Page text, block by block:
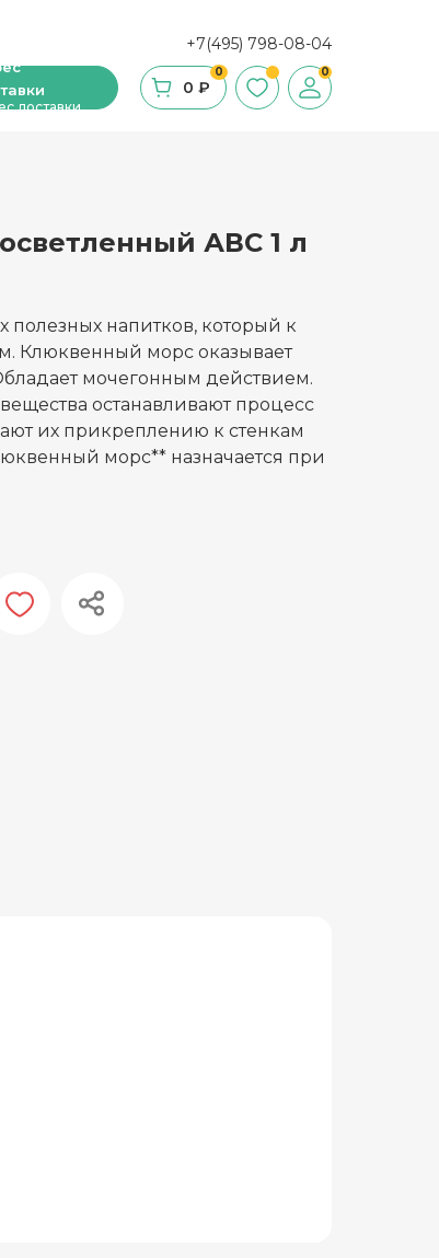
+7(495) 798-08-04
доставки
0
0 ₽
0
АВС 1 л
напитков, который к
Клюквенный морс оказывает
мочегонным действием.
останавливают процесс
их прикреплению к стенкам
морс** назначается при
завтраки, мюсли
для выпечки
масло